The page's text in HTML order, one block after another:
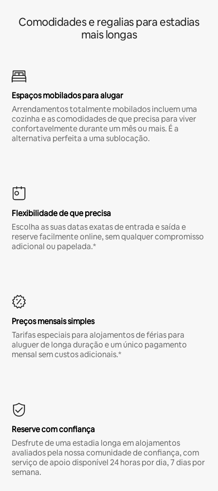
Comodidades e regalias para estadias
mais longas
Espaços mobilados para alugar
Arrendamentos totalmente mobilados incluem uma
cozinha e as comodidades de que precisa para viver
confortavelmente durante um mês ou mais. É a
alternativa perfeita a uma sublocação.
Flexibilidade de que precisa
Escolha as suas datas exatas de entrada e saída e
reserve facilmente online, sem qualquer compromisso
adicional ou papelada.*
Preços mensais simples
Tarifas especiais para alojamentos de férias para
aluguer de longa duração e um único pagamento
mensal sem custos adicionais.*
Reserve com confiança
Desfrute de uma estadia longa em alojamentos
avaliados pela nossa comunidade de confiança, com
serviço de apoio disponível 24 horas por dia, 7 dias por
semana.